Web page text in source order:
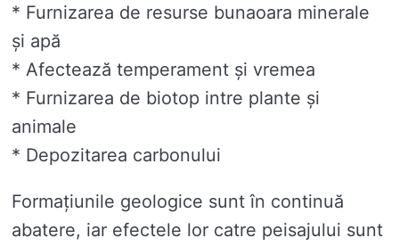
* Furnizarea de resurse bunaoara minerale
și apă
* Afectează temperament și vremea
* Furnizarea de biotop intre plante și
animale
* Depozitarea carbonului
Formațiunile geologice sunt în continuă
abatere, iar efectele lor catre peisajului sunt